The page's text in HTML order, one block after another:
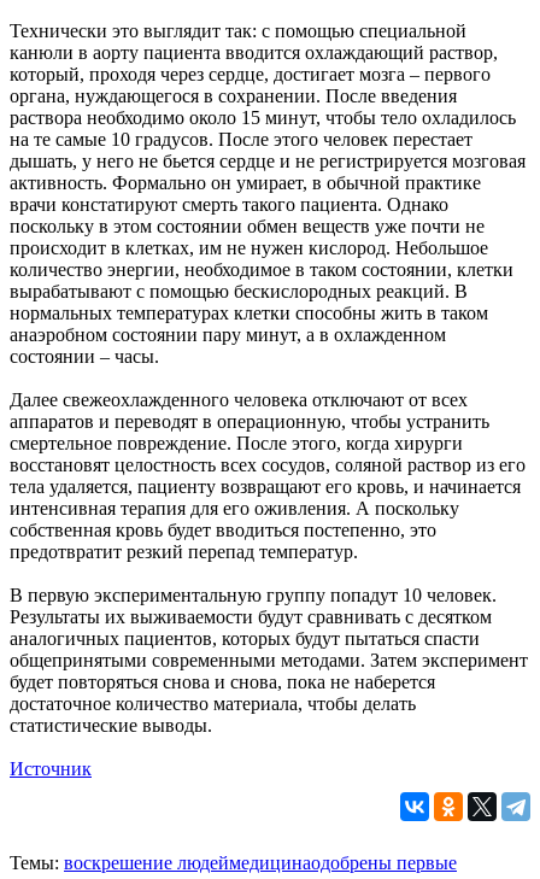
Технически это выглядит так: с помощью специальной
канюли в аорту пациента вводится охлаждающий раствор,
который, проходя через сердце, достигает мозга – первого
органа, нуждающегося в сохранении. После введения
раствора необходимо около 15 минут, чтобы тело охладилось
на те самые 10 градусов. После этого человек перестает
дышать, у него не бьется сердце и не регистрируется мозговая
активность. Формально он умирает, в обычной практике
врачи констатируют смерть такого пациента. Однако
поскольку в этом состоянии обмен веществ уже почти не
происходит в клетках, им не нужен кислород. Небольшое
количество энергии, необходимое в таком состоянии, клетки
вырабатывают с помощью бескислородных реакций. В
нормальных температурах клетки способны жить в таком
анаэробном состоянии пару минут, а в охлажденном
состоянии – часы.
Далее свежеохлажденного человека отключают от всех
аппаратов и переводят в операционную, чтобы устранить
смертельное повреждение. После этого, когда хирурги
восстановят целостность всех сосудов, соляной раствор из его
тела удаляется, пациенту возвращают его кровь, и начинается
интенсивная терапия для его оживления. А поскольку
собственная кровь будет вводиться постепенно, это
предотвратит резкий перепад температур.
В первую экспериментальную группу попадут 10 человек.
Результаты их выживаемости будут сравнивать с десятком
аналогичных пациентов, которых будут пытаться спасти
общепринятыми современными методами. Затем эксперимент
будет повторяться снова и снова, пока не наберется
достаточное количество материала, чтобы делать
статистические выводы.
Источник
Темы: воскрешение людеймедицинаодобрены первые